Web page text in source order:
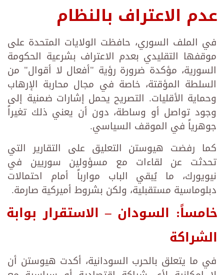
عدم الاعتراف بالنظام
في الملف السوري، حافظت الولايات المتحدة على
موقفها التقليدي بعدم الاعتراف بشرعية الحكومة
السورية، مؤكدة ضرورة رؤية "أفعال لا أقوال" من
السلطة المؤقتة، خاصة في مجال محاربة الإرهاب
وحماية الأقليات. التصريح يحمل إشارات ضمنية إلى
وجود تواصل أو وساطة، دون أن يعني ذلك تغيراً
جوهرياً في الموقف السياسي.
كما رفضت هيوستن التعليق على التقارير التي
تحدثت عن لقاءات مع مسؤولين سوريين في
نيويورك، ما يُبقي الباب موارباً أمام احتمالات
دبلوماسية مستقبلية، ولكن بشروط أميركية صارمة.
خامساً: السودان – الاستقرار بوابة
الشراكة
في ما يتعلق بالحرب السودانية، أكدت هيوستن أن